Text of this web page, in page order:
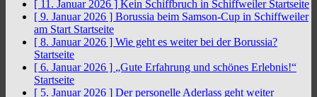
[ 11. Januar 2026 ] Kein Schiffbruch in Schiffweiler Startseite
[ 9. Januar 2026 ] Borussia beim Samson-Cup in Schiffweiler
am Start Startseite
[ 8. Januar 2026 ] Wie geht es weiter bei der Borussia?
Startseite
[ 6. Januar 2026 ] „Gute Erfahrung und schönes Erlebnis!“
Startseite
[ 5. Januar 2026 ] Der personelle Aderlass geht weiter